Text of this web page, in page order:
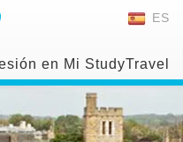
ES
en Mi StudyTravel